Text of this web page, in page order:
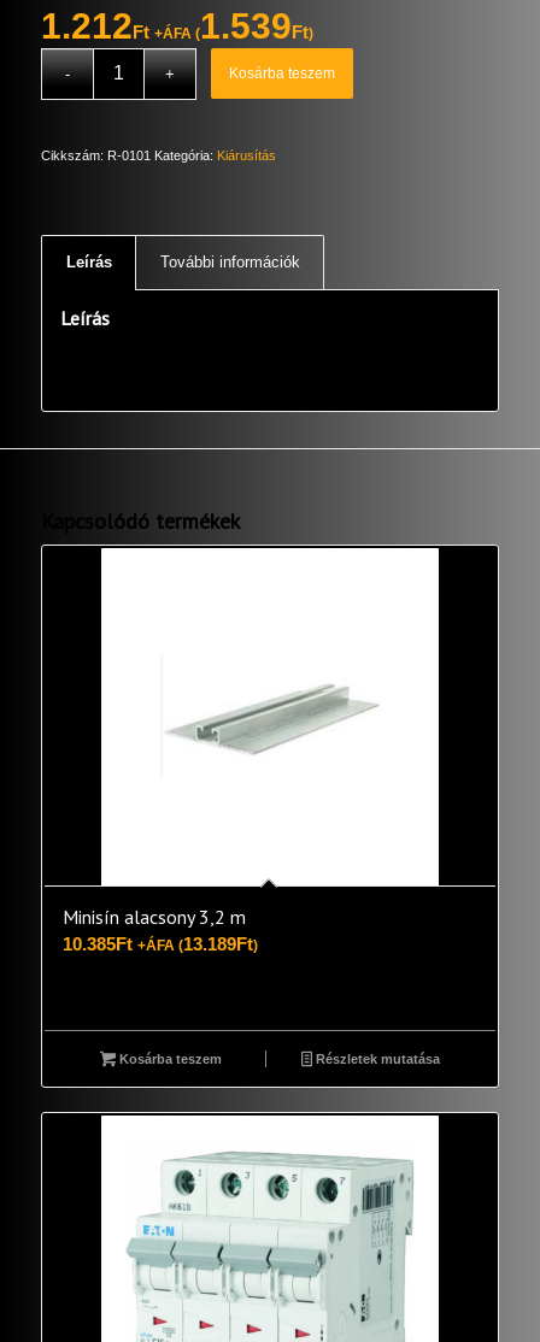
1.212Ft +ÁFA (1.539Ft)
Kosárba teszem
Cikkszám: R-0101 Kategória: Kiárusítás
Leírás További információk
Leírás
Kapcsolódó termékek
Minisín alacsony 3,2 m
10.385Ft +ÁFA (13.189Ft)
Kosárba teszem Részletek mutatása